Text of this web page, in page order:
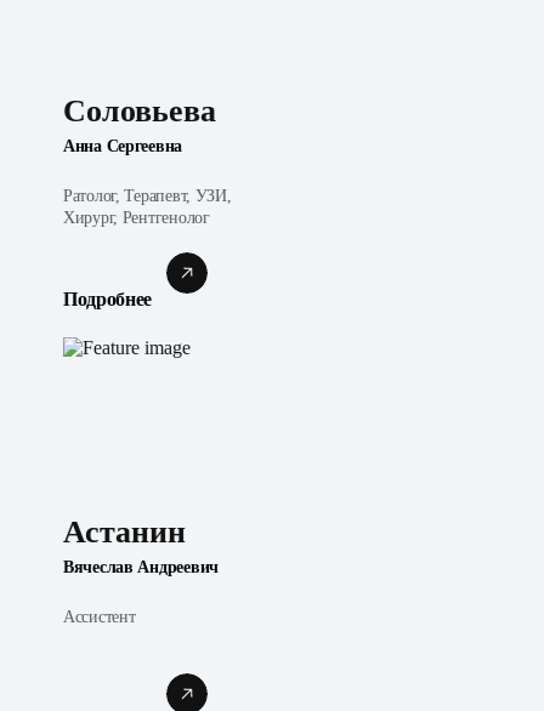
Соловьева
Анна Сергеевна
Ратолог, Терапевт, УЗИ,
Хирург, Рентгенолог
Подробнее
Астанин
Вячеслав Андреевич
Ассистент